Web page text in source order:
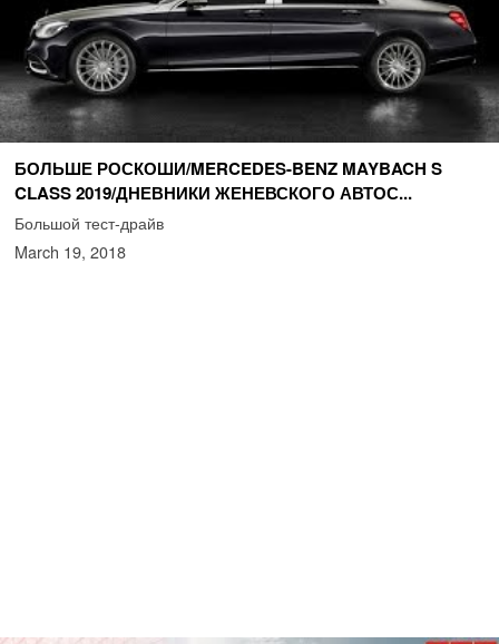
БОЛЬШЕ РОСКОШИ/MERCEDES-BENZ MAYBACH S
CLASS 2019/ДНЕВНИКИ ЖЕНЕВСКОГО АВТОС...
Большой тест-драйв
March 19, 2018